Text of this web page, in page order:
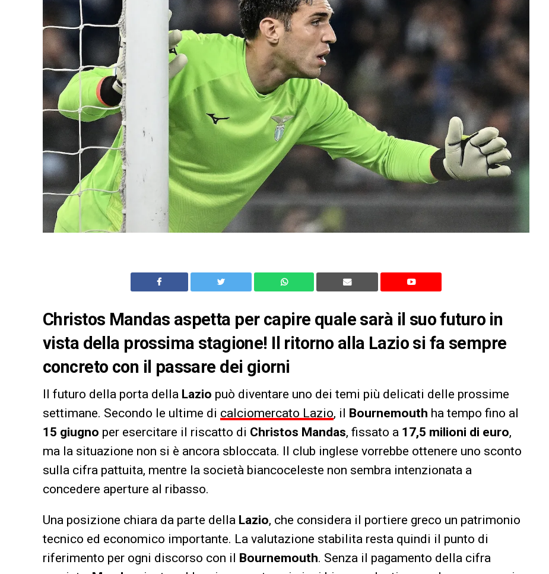
Christos Mandas aspetta per capire quale sarà il suo futuro in
vista della prossima stagione! Il ritorno alla Lazio si fa sempre
concreto con il passare dei giorni
Il futuro della porta della Lazio può diventare uno dei temi più delicati delle prossime
settimane. Secondo le ultime di calciomercato Lazio, il Bournemouth ha tempo fino al
15 giugno per esercitare il riscatto di Christos Mandas, fissato a 17,5 milioni di euro,
ma la situazione non si è ancora sbloccata. Il club inglese vorrebbe ottenere uno sconto
sulla cifra pattuita, mentre la società biancoceleste non sembra intenzionata a
concedere aperture al ribasso.
Una posizione chiara da parte della Lazio, che considera il portiere greco un patrimonio
tecnico ed economico importante. La valutazione stabilita resta quindi il punto di
riferimento per ogni discorso con il Bournemouth. Senza il pagamento della cifra